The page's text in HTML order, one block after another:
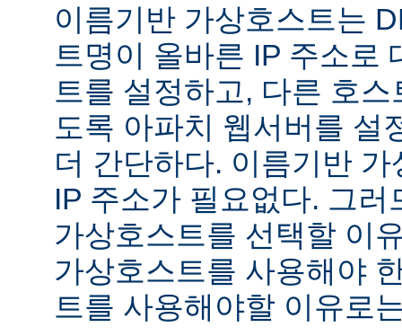
이름기반 가상호스트는
트명이 올바른 IP 주소로
트를 설정하고, 다른 호
도록 아파치 웹서버를 설
더 간단하다. 이름기반
IP 주소가 필요없다. 그
가상호스트를 선택할 이
가상호스트를 사용해야
트를 사용해야할 이유로